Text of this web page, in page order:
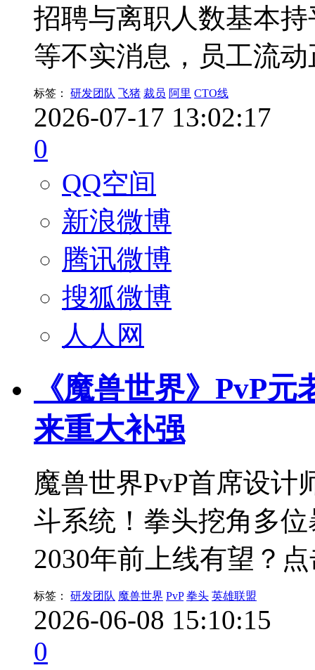
招聘与离职人数基本持
等不实消息，员工流
标签： 研发团队 飞猪 裁员 阿里 CTO线
2026-07-17 13:02:17
0
QQ空间
新浪微博
腾讯微博
搜狐微博
人人网
《魔兽世界》PvP
来重大补强
魔兽世界PvP首席设
斗系统！拳头挖角多
2030年前上线有望？
标签： 研发团队 魔兽世界 PvP 拳头 英雄联盟
2026-06-08 15:10:15
0